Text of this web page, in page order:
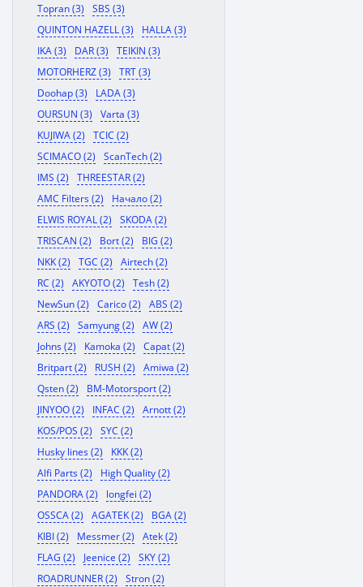
Topran (3)
SBS (3)
QUINTON HAZELL (3)
HALLA (3)
IKA (3)
DAR (3)
TEIKIN (3)
MOTORHERZ (3)
TRT (3)
Doohap (3)
LADA (3)
OURSUN (3)
Varta (3)
KUJIWA (2)
TCIC (2)
SCIMACO (2)
ScanTech (2)
IMS (2)
THREESTAR (2)
AMC Filters (2)
Начало (2)
ELWIS ROYAL (2)
SKODA (2)
TRISCAN (2)
Bort (2)
BIG (2)
NKK (2)
TGC (2)
Airtech (2)
RC (2)
AKYOTO (2)
Tesh (2)
NewSun (2)
Carico (2)
ABS (2)
ARS (2)
Samyung (2)
AW (2)
Johns (2)
Kamoka (2)
Capat (2)
Britpart (2)
RUSH (2)
Amiwa (2)
Qsten (2)
BM-Motorsport (2)
JINYOO (2)
INFAC (2)
Arnott (2)
KOS/POS (2)
SYC (2)
Husky lines (2)
KKK (2)
Alfi Parts (2)
High Quality (2)
PANDORA (2)
longfei (2)
OSSCA (2)
AGATEK (2)
BGA (2)
KIBI (2)
Messmer (2)
Atek (2)
FLAG (2)
Jeenice (2)
SKY (2)
ROADRUNNER (2)
Stron (2)